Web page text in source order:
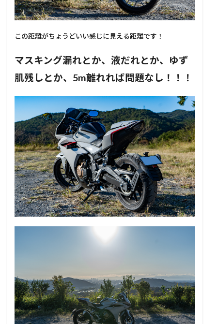
この距離がちょうどいい感じに見える距離です！
マスキング漏れとか、液だれとか、ゆず
肌残しとか、5m離れれば問題なし！！！